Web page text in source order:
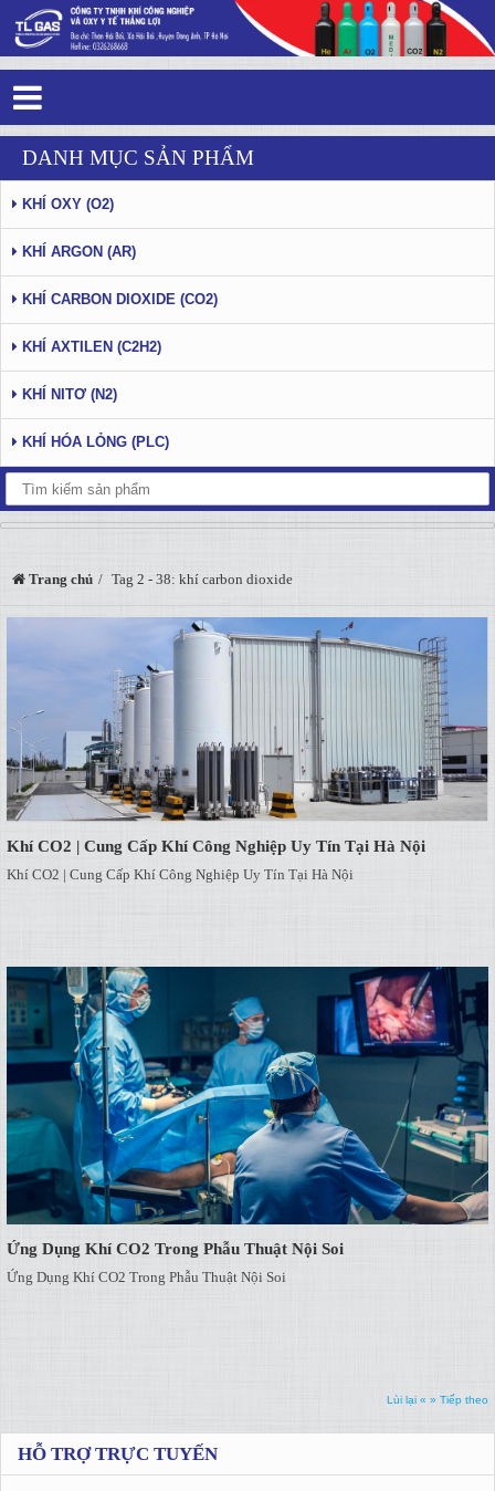
Tag 2 - 38: khí carbon dioxide
DANH MỤC SẢN PHẨM
KHÍ OXY (O2)
KHÍ ARGON (AR)
KHÍ CARBON DIOXIDE (CO2)
KHÍ AXTILEN (C2H2)
KHÍ NITƠ (N2)
KHÍ HÓA LỎNG (PLC)
Trang chủ Tag 2 - 38: khí carbon dioxide
Khí CO2 | Cung Cấp Khí Công Nghiệp Uy Tín Tại Hà Nội
Khí CO2 | Cung Cấp Khí Công Nghiệp Uy Tín Tại Hà Nội
Ứng Dụng Khí CO2 Trong Phẫu Thuật Nội Soi
Ứng Dụng Khí CO2 Trong Phẫu Thuật Nội Soi
Lùi lại « » Tiếp theo
HỖ TRỢ TRỰC TUYẾN